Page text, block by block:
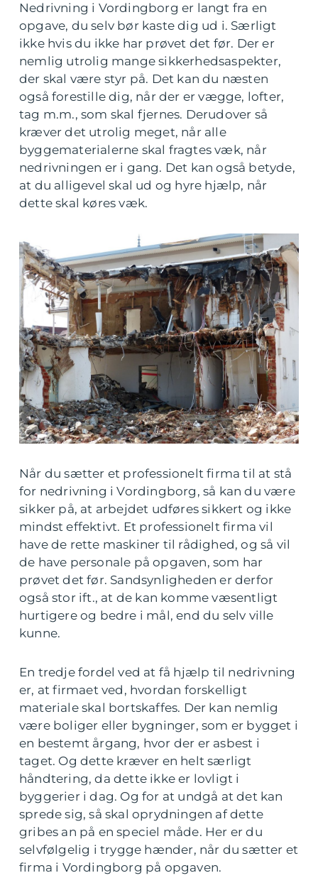
Nedrivning i Vordingborg er langt fra en
opgave, du selv bør kaste dig ud i. Særligt
ikke hvis du ikke har prøvet det før. Der er
nemlig utrolig mange sikkerhedsaspekter,
der skal være styr på. Det kan du næsten
også forestille dig, når der er vægge, lofter,
tag m.m., som skal fjernes. Derudover så
kræver det utrolig meget, når alle
byggematerialerne skal fragtes væk, når
nedrivningen er i gang. Det kan også betyde,
at du alligevel skal ud og hyre hjælp, når
dette skal køres væk.
Når du sætter et professionelt firma til at stå
for nedrivning i Vordingborg, så kan du være
sikker på, at arbejdet udføres sikkert og ikke
mindst effektivt. Et professionelt firma vil
have de rette maskiner til rådighed, og så vil
de have personale på opgaven, som har
prøvet det før. Sandsynligheden er derfor
også stor ift., at de kan komme væsentligt
hurtigere og bedre i mål, end du selv ville
kunne.
En tredje fordel ved at få hjælp til nedrivning
er, at firmaet ved, hvordan forskelligt
materiale skal bortskaffes. Der kan nemlig
være boliger eller bygninger, som er bygget i
en bestemt årgang, hvor der er asbest i
taget. Og dette kræver en helt særligt
håndtering, da dette ikke er lovligt i
byggerier i dag. Og for at undgå at det kan
sprede sig, så skal oprydningen af dette
gribes an på en speciel måde. Her er du
selvfølgelig i trygge hænder, når du sætter et
firma i Vordingborg på opgaven.